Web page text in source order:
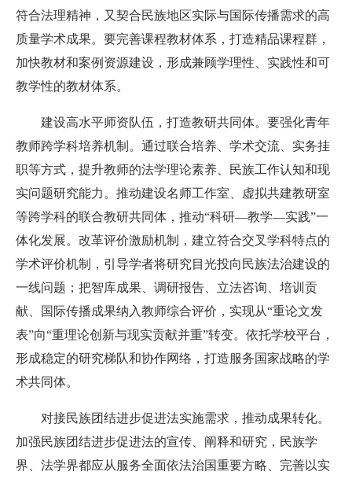
符合法理精神，又契合民族地区实际与国际传播需求的高
质量学术成果。要完善课程教材体系，打造精品课程群，
加快教材和案例资源建设，形成兼顾学理性、实践性和可
教学性的教材体系。
建设高水平师资队伍，打造教研共同体。 要强化青年
教师跨学科培养机制。通过联合培养、学术交流、实务挂
职等方式，提升教师的法学理论素养、民族工作认知和现
实问题研究能力。推动建设名师工作室、虚拟共建教研室
等跨学科的联合教研共同体，推动“科研—教学—实践”一
体化发展。改革评价激励机制，建立符合交叉学科特点的
学术评价机制，引导学者将研究目光投向民族法治建设的
一线问题；把智库成果、调研报告、立法咨询、培训贡
献、国际传播成果纳入教师综合评价，实现从“重论文发
表”向“重理论创新与现实贡献并重”转变。依托学校平台，
形成稳定的研究梯队和协作网络，打造服务国家战略的学
术共同体。
对接民族团结进步促进法实施需求，推动成果转化。
加强民族团结进步促进法的宣传、阐释和研究，民族学
界、法学界都应从服务全面依法治国重要方略、完善以实